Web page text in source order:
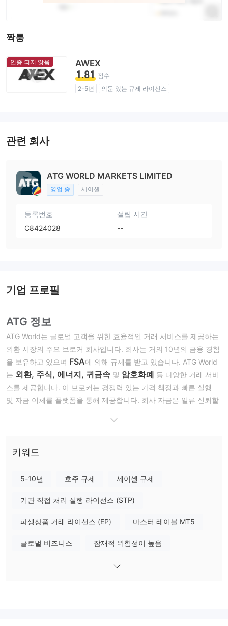
짝퉁
인증 되지 않음 AWEX
1.81 점수
2-5년
의문 있는 규제 라이선스
관련 회사
ATG WORLD MARKETS LIMITED
영업 중 세이셸
등록번호
C8424028
설립 시간
--
기업 프로필
ATG 정보
ATG World는 글로벌 고객을 위한 효율적인 거래 서비스를 제공하는
외환 시장의 주요 브로커 회사입니다. 회사는 거의 10년의 금융 경험
을 보유하고 있으며 FSA에 의해 규제를 받고 있습니다. ATG World
는 외환, 주식, 에너지, 귀금속 및 암호화폐 등 다양한 거래 서비
스를 제공합니다. 이 브로커는 경쟁력 있는 가격 책정과 빠른 실행
및 자금 이체를 플랫폼을 통해 제공합니다. 회사 자금은 일류 신뢰할
상으로 하고 있습니다.
규제 기관
의해 규제를 받고 있습니다. 회사는SD054
World를해상 외환 규제 상태로 두어 특정 기준과 관행을 준수하
도록 보장합니다.
키워드
5-10년 호주 규제 세이셸 규제
기관 직접 처리 실행 라이선스 (STP)
파생상품 거래 라이선스 (EP) 마스터 레이블 MT5
글로벌 비즈니스 잠재적 위험성이 높음